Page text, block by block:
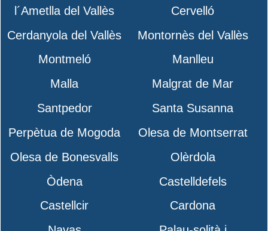
l´Ametlla del Vallès
Cervelló
Cerdanyola del Vallès
Montornès del Vallès
Montmeló
Manlleu
Malla
Malgrat de Mar
Santpedor
Santa Susanna
Perpètua de Mogoda
Olesa de Montserrat
Olesa de Bonesvalls
Olèrdola
Òdena
Castelldefels
Castellcir
Cardona